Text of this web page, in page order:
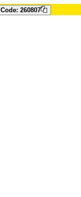
Code: 260807